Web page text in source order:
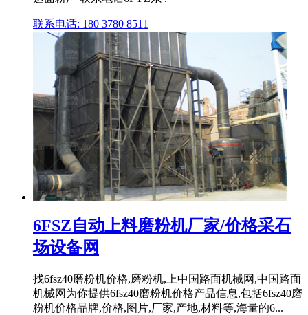
联系电话: 180 3780 8511
6FSZ自动上料磨粉机厂家/价格采石
场设备网
找6fsz40磨粉机价格,磨粉机,上中国路面机械网,中国路面
机械网为你提供6fsz40磨粉机价格产品信息,包括6fsz40磨
粉机价格品牌,价格,图片,厂家,产地,材料等,海量的6...